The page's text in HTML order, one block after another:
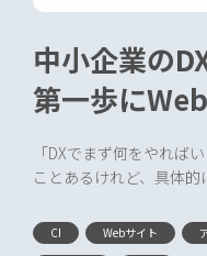
中小企業の
第一歩に
すめな理由
「DXでまず何をやれば
ことあるけれど、具体的
CI Webサイト